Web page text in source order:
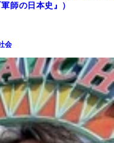
師の日本史』）
会